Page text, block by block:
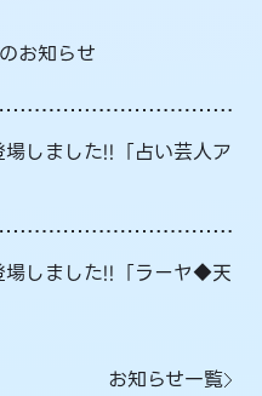
お知らせ
しました!!「占い芸人ア
場しました!!「ラーヤ◆天
お知らせ一覧